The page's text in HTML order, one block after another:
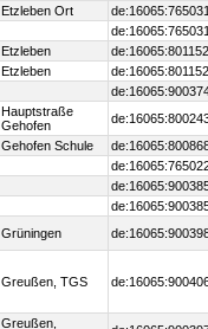
Etzleben Ort
Etzleben
Etzleben
Hauptstraße
Gehofen
Gehofen Schule
Grüningen
Greußen, TGS
Greußen,